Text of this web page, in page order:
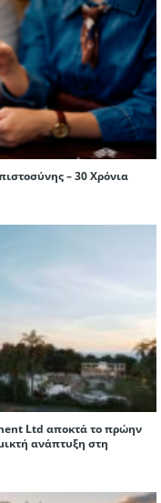
– 30 Χρόνια
Ltd αποκτά το πρώην
ανάπτυξη στη